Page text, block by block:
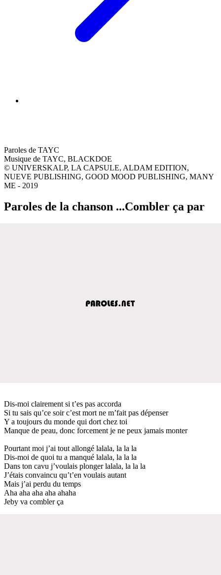
Paroles de TAYC
Musique de TAYC, BLACKDOE
© UNIVERSKALP, LA CAPSULE, ALDAM EDITION,
NUEVE PUBLISHING, GOOD MOOD PUBLISHING, MANY
ME - 2019
Paroles de la chanson ...Combler ça par
Dis-moi clairement si t’es pas accorda
Si tu sais qu’ce soir c’est mort ne m’fait pas dépenser
Y a toujours du monde qui dort chez toi
Manque de peau, donc forcement je ne peux jamais monter
Pourtant moi j’ai tout allongé lalala, la la la
Dis-moi de quoi tu a manqué lalala, la la la
Dans ton cavu j’voulais plonger lalala, la la la
J’étais convaincu qu’t’en voulais autant
Mais j’ai perdu du temps
Aha aha aha aha ahaha
Jeby va combler ça